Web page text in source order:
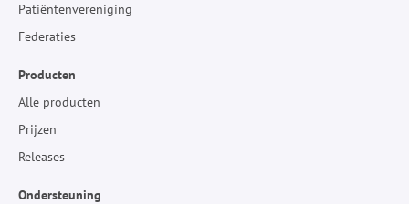
Patiëntenvereniging
Federaties
Producten
Alle producten
Prijzen
Releases
Ondersteuning